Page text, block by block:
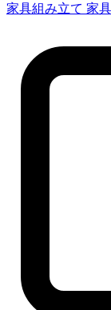
家具組み立て 家